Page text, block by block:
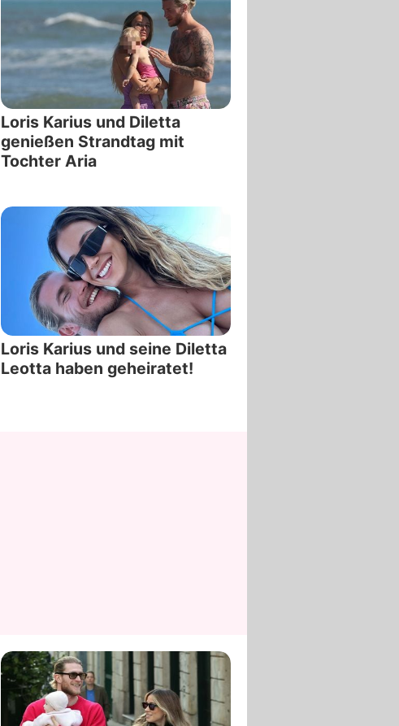
Loris Karius und Diletta
genießen Strandtag mit
Tochter Aria
Loris Karius und seine Diletta
Leotta haben geheiratet!